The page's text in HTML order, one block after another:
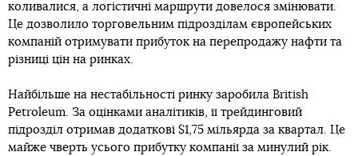
коливалися, а логістичні маршрути довелося змінювати.
Це дозволило торговельним підрозділам європейських
компаній отримувати прибуток на перепродажу нафти та
різниці цін на ринках.
Найбільше на нестабільності ринку заробила British
Petroleum. За оцінками аналітиків, її трейдинговий
підрозділ отримав додаткові $1,75 мільярда за квартал. Це
майже чверть усього прибутку компанії за минулий рік.